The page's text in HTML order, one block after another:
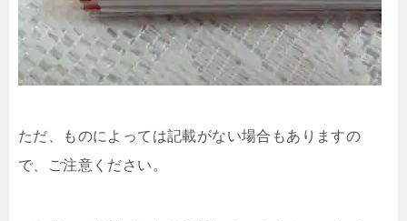
ただ、ものによっては記載がない場合もありますの
で、ご注意ください。